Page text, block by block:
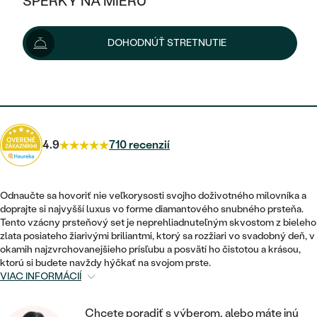
KOMBINOVANÉ ZLATO
PODĽA ŠTÝLU
ETERNITY
VINTAGE
NETRADIČNÉ
POSTRANNÉ DRAHOKAMY
HALO
VINTAGE
SET ZÁSNUBNÉHO PRSTEŇA A
NETRADIČNÉ
ZOSTAVTE SI PRSTEŇ
VÝPREDAJ
ŠPERKY ČO POMÁHAJÚ
PODĽA TYPU
NÁUŠNICE
PRSTENE
PRÍVESKY
NÁRAMKY
SETY
PÁNSKE ŠPERKY
PLATINOVÉ
NAPICHOVACIE
KRUHOVÉ
MINIMALISTICKÉ
VISIACE
SOLITÉR
ZLATÉ
STRIEBORNÉ
PODĽA ŠTÝLU
SOLITÉR
NARODENIE DIEŤAŤA
PERSONALIZOVANÉ
SO ZNAMENÍM ZVEROKRUHU
MINIMALISTICKÉ
VÝPREDAJ
ZLATÉ
STRIEBORNÉ
PODĽA ŠTÝLU
ETERNITY
MINIMALISTICKÉ
DOHODNÚŤ STRETNUTIE
4 490 €
Možnosti doručenia
4.9 710 recenzií
Odnaučte sa hovoriť nie veľkorysosti svojho doživotného milovníka a
doprajte si najvyšší luxus vo forme diamantového snubného prsteňa.
Tento vzácny prsteňový set je neprehliadnuteľným skvostom z bieleho
zlata posiateho žiarivými briliantmi, ktorý sa rozžiari vo svadobný deň, v
okamih najzvrchovanejšieho prísľubu a posvätí ho čistotou a krásou,
ktorú si budete navždy hýčkať na svojom prste.
VIAC INFORMÁCIÍ
Chcete poradiť s výberom, alebo máte inú